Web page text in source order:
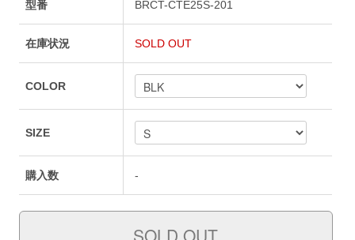
型番 BRCT-CTE25S-201
在庫状況 SOLD OUT
COLOR
SIZE
購入数 -